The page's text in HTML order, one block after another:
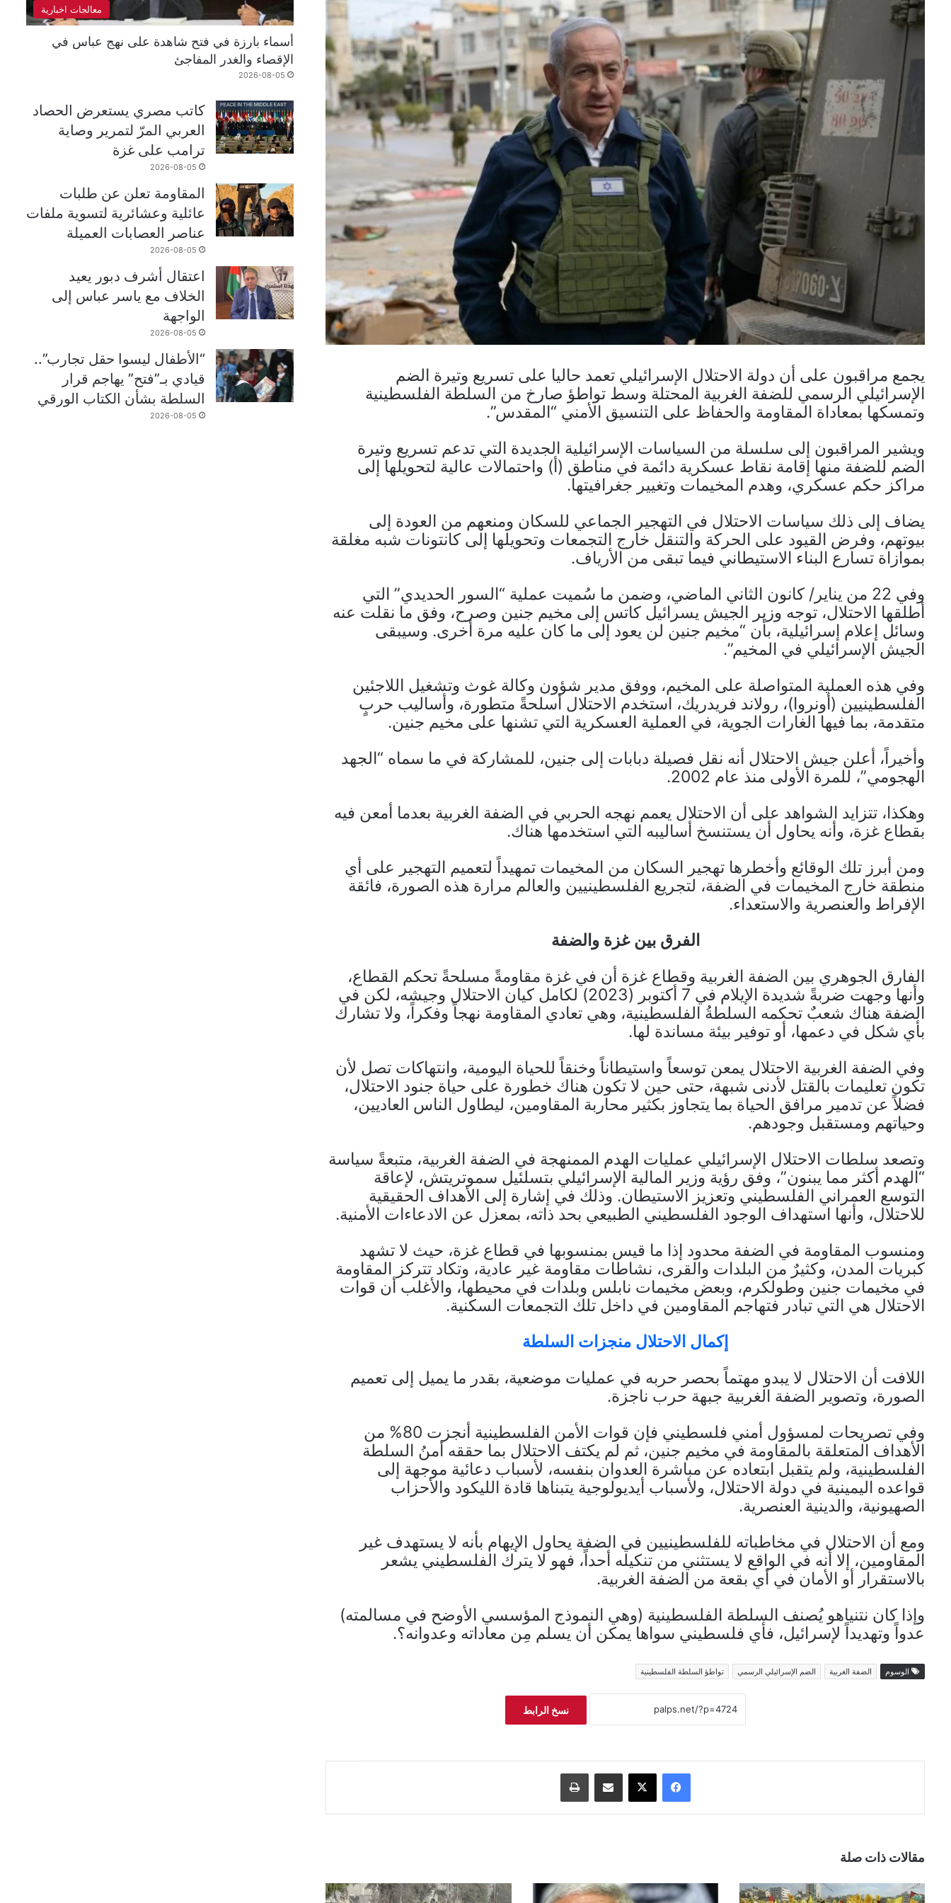
يجمع مراقبون على أن دولة الاحتلال الإسرائيلي تعمد حاليا على تسريع وتيرة الضم
الإسرائيلي الرسمي للضفة الغربية المحتلة وسط تواطؤ صارخ من السلطة الفلسطينية
وتمسكها بمعاداة المقاومة والحفاظ على التنسيق الأمني “المقدس”.
ويشير المراقبون إلى سلسلة من السياسات الإسرائيلية الجديدة التي تدعم تسريع وتيرة
الضم للضفة منها إقامة نقاط عسكرية دائمة في مناطق (أ) واحتمالات عالية لتحويلها إلى
مراكز حكم عسكري، وهدم المخيمات وتغيير جغرافيتها.
يضاف إلى ذلك سياسات الاحتلال في التهجير الجماعي للسكان ومنعهم من العودة إلى
بيوتهم، وفرض القيود على الحركة والتنقل خارج التجمعات وتحويلها إلى كانتونات شبه مغلقة
بموازاة تسارع البناء الاستيطاني فيما تبقى من الأرياف.
وفي 22 من يناير/ كانون الثاني الماضي، وضمن ما سُميت عملية “السور الحديدي” التي
أطلقها الاحتلال، توجه وزير الجيش يسرائيل كاتس إلى مخيم جنين وصرح، وفق ما نقلت عنه
وسائل إعلام إسرائيلية، بأن “مخيم جنين لن يعود إلى ما كان عليه مرة أخرى. وسيبقى
الجيش الإسرائيلي في المخيم”.
وفي هذه العملية المتواصلة على المخيم، ووفق مدير شؤون وكالة غوث وتشغيل اللاجئين
الفلسطينيين (أونروا)، رولاند فريدريك، استخدم الاحتلال أسلحةً متطورة، وأساليب حربٍ
متقدمة، بما فيها الغارات الجوية، في العملية العسكرية التي تشنها على مخيم جنين.
وأخيراً، أعلن جيش الاحتلال أنه نقل فصيلة دبابات إلى جنين، للمشاركة في ما سماه “الجهد
الهجومي”، للمرة الأولى منذ عام 2002.
وهكذا، تتزايد الشواهد على أن الاحتلال يعمم نهجه الحربي في الضفة الغربية بعدما أمعن فيه
بقطاع غزة، وأنه يحاول أن يستنسخ أساليبه التي استخدمها هناك.
ومن أبرز تلك الوقائع وأخطرها تهجير السكان من المخيمات تمهيداً لتعميم التهجير على أي
منطقة خارج المخيمات في الضفة، لتجريع الفلسطينيين والعالم مرارة هذه الصورة، فائقة
الإفراط والعنصرية والاستعداء.
الفرق بين غزة والضفة
الفارق الجوهري بين الضفة الغربية وقطاع غزة أن في غزة مقاومةً مسلحةً تحكم القطاع،
وأنها وجهت ضربةً شديدة الإيلام في 7 أكتوبر (2023) لكامل كيان الاحتلال وجيشه، لكن في
الضفة هناك شعبٌ تحكمه السلطةُ الفلسطينية، وهي تعادي المقاومة نهجاً وفكراً، ولا تشارك
بأي شكل في دعمها، أو توفير بيئة مساندة لها.
وفي الضفة الغربية الاحتلال يمعن توسعاً واستيطاناً وخنقاً للحياة اليومية، وانتهاكات تصل لأن
تكون تعليمات بالقتل لأدنى شبهة، حتى حين لا تكون هناك خطورة على حياة جنود الاحتلال،
فضلاً عن تدمير مرافق الحياة بما يتجاوز بكثير محاربة المقاومين، ليطاول الناس العاديين،
وحياتهم ومستقبل وجودهم.
وتصعد سلطات الاحتلال الإسرائيلي عمليات الهدم الممنهجة في الضفة الغربية، متبعةً سياسة
“الهدم أكثر مما يبنون”، وفق رؤية وزير المالية الإسرائيلي بتسلئيل سموتريتش، لإعاقة
التوسع العمراني الفلسطيني وتعزيز الاستيطان. وذلك في إشارة إلى الأهداف الحقيقية
للاحتلال، وأنها استهداف الوجود الفلسطيني الطبيعي بحد ذاته، بمعزل عن الادعاءات الأمنية.
ومنسوب المقاومة في الضفة محدود إذا ما قيس بمنسوبها في قطاع غزة، حيث لا تشهد
كبريات المدن، وكثيرٌ من البلدات والقرى، نشاطات مقاومة غير عادية، وتكاد تتركز المقاومة
في مخيمات جنين وطولكرم، وبعض مخيمات نابلس وبلدات في محيطها، والأغلب أن قوات
الاحتلال هي التي تبادر فتهاجم المقاومين في داخل تلك التجمعات السكنية.
إكمال الاحتلال منجزات السلطة
اللافت أن الاحتلال لا يبدو مهتماً بحصر حربه في عمليات موضعية، بقدر ما يميل إلى تعميم
الصورة، وتصوير الضفة الغربية جبهة حرب ناجزة.
وفي تصريحات لمسؤول أمني فلسطيني فإن قوات الأمن الفلسطينية أنجزت 80% من
الأهداف المتعلقة بالمقاومة في مخيم جنين، ثم لم يكتف الاحتلال بما حققه أمنُ السلطة
الفلسطينية، ولم يتقبل ابتعاده عن مباشرة العدوان بنفسه، لأسباب دعائية موجهة إلى
قواعده اليمينية في دولة الاحتلال، ولأسباب أيديولوجية يتبناها قادة الليكود والأحزاب
الصهيونية، والدينية العنصرية.
ومع أن الاحتلال في مخاطباته للفلسطينيين في الضفة يحاول الإيهام بأنه لا يستهدف غير
المقاومين، إلا أنه في الواقع لا يستثني من تنكيله أحداً، فهو لا يترك الفلسطيني يشعر
بالاستقرار أو الأمان في أي بقعة من الضفة الغربية.
وإذا كان نتنياهو يُصنف السلطة الفلسطينية (وهي النموذج المؤسسي الأوضح في مسالمته)
عدواً وتهديداً لإسرائيل، فأي فلسطيني سواها يمكن أن يسلم مِن معاداته وعدوانه؟.
الوسوم الضفة الغربية الضم الإسرائيلي الرسمي تواطؤ السلطة الفلسطينية
نسخ الرابط
فيسبوك ‫X مشاركة عبر البريد طباعة
مقالات ذات صلة
معالجات اخبارية
أسماء بارزة في فتح شاهدة على نهج عباس في
الإقصاء والغدر المفاجئ
2026-08-05
كاتب مصري يستعرض الحصاد
العربي المرّ لتمرير وصاية
ترامب على غزة
2026-08-05
المقاومة تعلن عن طلبات
عائلية وعشائرية لتسوية ملفات
عناصر العصابات العميلة
2026-08-05
اعتقال أشرف دبور يعيد
الخلاف مع ياسر عباس إلى
الواجهة
2026-08-05
“الأطفال ليسوا حقل تجارب”..
قيادي بـ”فتح” يهاجم قرار
السلطة بشأن الكتاب الورقي
2026-08-05